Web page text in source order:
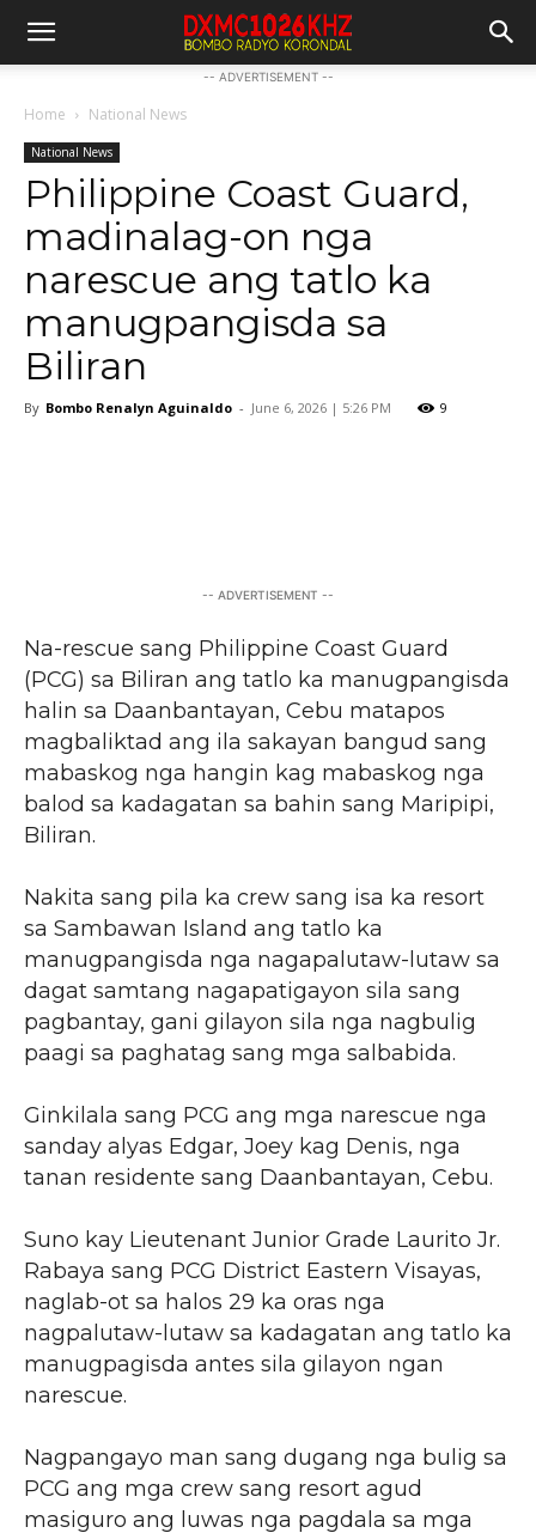
-- ADVERTISEMENT --
Home National News
National News
Philippine Coast Guard,
madinalag-on nga
narescue ang tatlo ka
manugpangisda sa
Biliran
By Bombo Renalyn Aguinaldo - June 6, 2026 | 5:26 PM 9
-- ADVERTISEMENT --
Na-rescue sang Philippine Coast Guard
(PCG) sa Biliran ang tatlo ka manugpangisda
halin sa Daanbantayan, Cebu matapos
magbaliktad ang ila sakayan bangud sang
mabaskog nga hangin kag mabaskog nga
balod sa kadagatan sa bahin sang Maripipi,
Biliran.
Nakita sang pila ka crew sang isa ka resort
sa Sambawan Island ang tatlo ka
manugpangisda nga nagapalutaw-lutaw sa
dagat samtang nagapatigayon sila sang
pagbantay, gani gilayon sila nga nagbulig
paagi sa paghatag sang mga salbabida.
Ginkilala sang PCG ang mga narescue nga
sanday alyas Edgar, Joey kag Denis, nga
tanan residente sang Daanbantayan, Cebu.
Suno kay Lieutenant Junior Grade Laurito Jr.
Rabaya sang PCG District Eastern Visayas,
naglab-ot sa halos 29 ka oras nga
nagpalutaw-lutaw sa kadagatan ang tatlo ka
manugpagisda antes sila gilayon ngan
narescue.
Nagpangayo man sang dugang nga bulig sa
PCG ang mga crew sang resort agud
masiguro ang luwas nga pagdala sa mga